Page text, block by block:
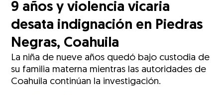
9 años y violencia vicaria
desata indignación en Piedras
Negras, Coahuila
La niña de nueve años quedó bajo custodia de
su familia materna mientras las autoridades de
Coahuila continúan la investigación.